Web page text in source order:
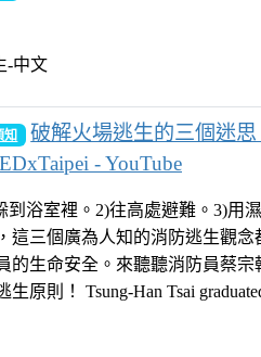
-中文
知
破解火場逃生的三個迷
- YouTube
到浴室裡。2)往高處避難。3)用
這三個廣為人知的消防逃生觀念
的生命安全。來聽聽消防員蔡宗
原則！ Tsung-Han Tsai